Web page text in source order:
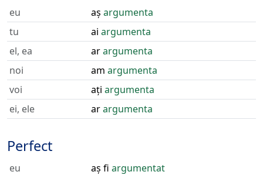
eu aș argumenta
tu
ai argumenta
el, ea
arargumenta
noi
am argumenta
voi
ați argumenta
ei, ele
arargumenta
Perfect
eu aș fi argumentat